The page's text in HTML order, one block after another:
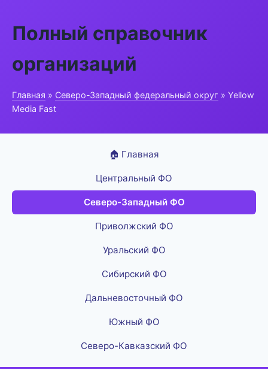
Полный справочник
организаций
Главная » Северо-Западный федеральный округ » Yellow
Media Fast
🏠 Главная
Центральный ФО
Северо-Западный ФО
Приволжский ФО
Уральский ФО
Сибирский ФО
Дальневосточный ФО
Южный ФО
Северо-Кавказский ФО